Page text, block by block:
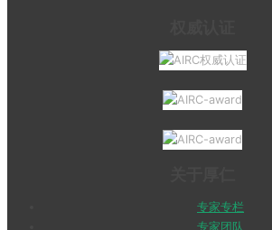
专家专栏
专家团队